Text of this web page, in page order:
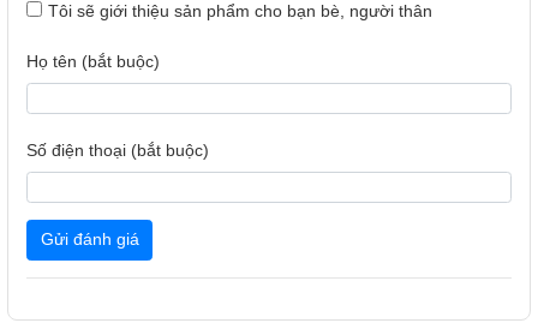
Tôi sẽ giới thiệu sản phẩm cho bạn bè, người thân
Họ tên (bắt buộc)
Số điện thoại (bắt buộc)
Gửi đánh giá